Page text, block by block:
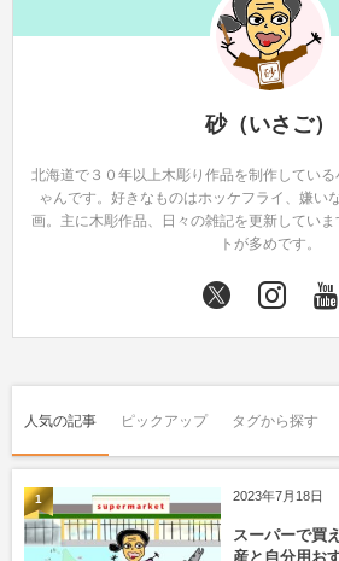
砂（いさご）
北海道で３０年以上木彫り作品を制作してい
ゃんです。好きなものはホッケフライ、嫌い
画。主に木彫作品、日々の雑記を更新してい
トが多めです。
人気の記事 ピックアップ タグから探す
2023年7月18日
スーパーで買
産と自分用お
1